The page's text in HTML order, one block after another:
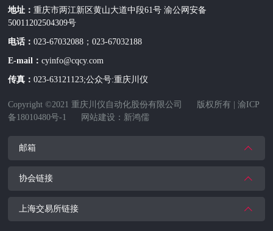
地址：重庆市两江新区黄山大道中段61号 渝公网安备
50011202504309号
电话：023-67032088；023-67032188
E-mail：cyinfo@cqcy.com
传真：023-63121123;公众号:重庆川仪
Copyright ©2021 重庆川仪自动化股份有限公司 版权所有 |渝ICP
备18010480号-1
网站建设：新鸿儒
邮箱
中国仪器仪表行业协会
上海交易所网址